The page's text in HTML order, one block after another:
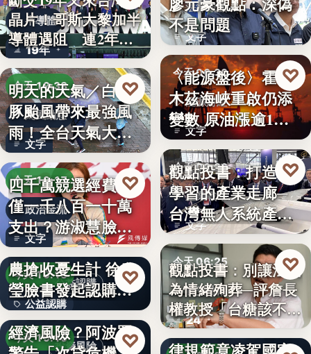
半導體
19年
晶片！哥斯大黎加半
導體遇阻 連2年
參…
今天 19:38
颱風動態
文字
明天的天氣／白海
豚颱風帶來最強風
雨！全台天氣大轉
變「豪雨…
♡
今天 19:17
政治金流
文字
四千萬競選經費，
僅一千八百一十萬
支出？游淑慧臉書
追問鄭：…
♡
公益認購
今天 19:15
公益認購
文字
颱風來襲 五峰鄉果
農搶收憂生計 徐欣
瑩臉書發起認購水
梨行…
♡
投資風險
今天 19:10
AI投資恐成下一個
經濟風險？阿波羅
♡
法律觀點
文字
不是問題
今天 06:30
能源財經
文字
〈能源盤後〉霍爾
木茲海峽重啟仍添
變數 原油漲逾1%
但周…
♡
今天 06:30
產業戰略
文字
觀點投書：打造會
學習的產業走廊─
台灣無人系統產業
需要的是…
♡
今天 06:25
食安法治
24
觀點投書：別讓法治
為情緒殉葬─評詹長
權教授「台糖該不該
通…
♡
觀點投書：公會自